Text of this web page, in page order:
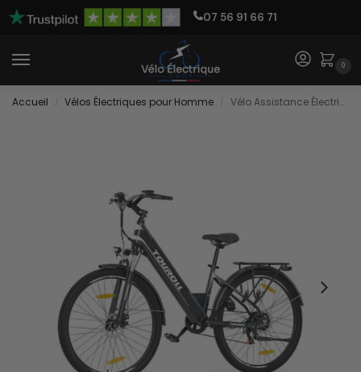
07 56 91 66 71
0
Accueil Vélos Électriques pour Homme Vélo Assistance Électrique